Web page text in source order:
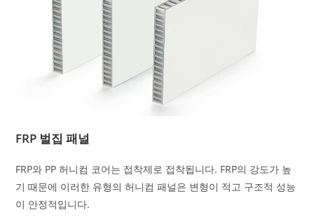
FRP 벌집 패널
FRP와 PP 허니컴 코어는 접착제로 접착됩니다. FRP의 강도가 높
기 때문에 이러한 유형의 허니컴 패널은 변형이 적고 구조적 성능
이 안정적입니다.